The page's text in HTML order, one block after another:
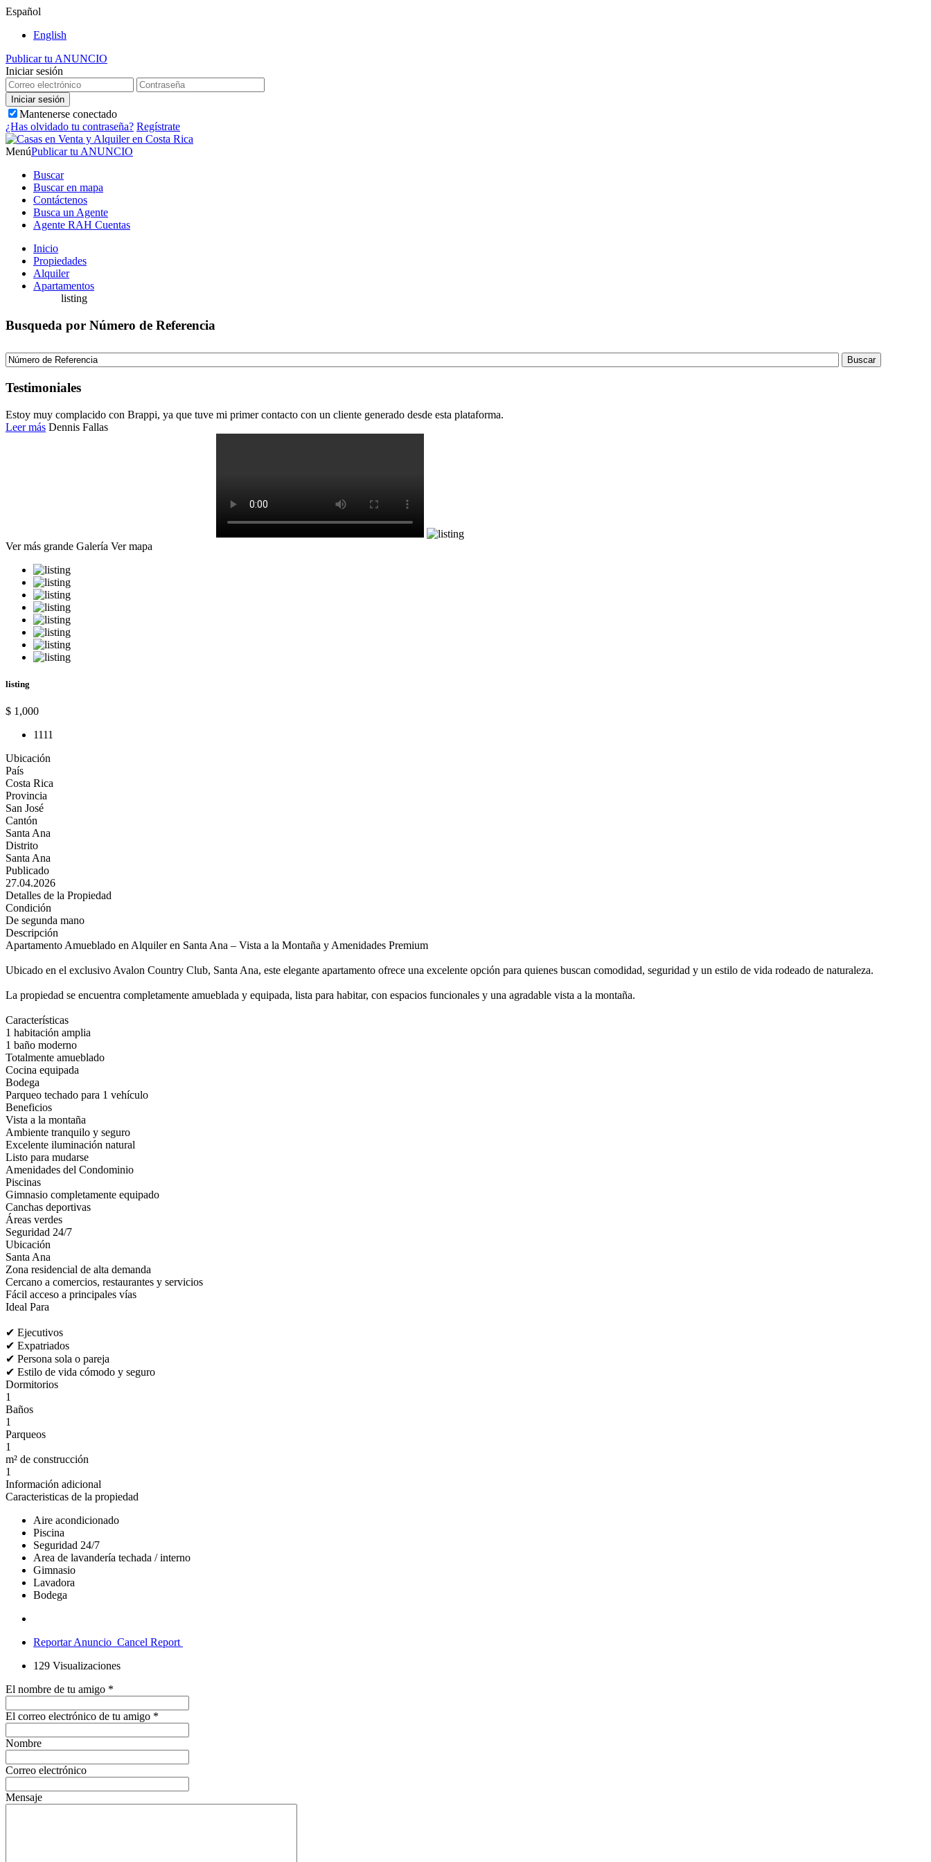
Español
English
Publicar tu ANUNCIO
Iniciar sesión
Mantenerse conectado
¿Has olvidado tu contraseña? Regístrate
MenúPublicar tu ANUNCIO
Buscar
Buscar en mapa
Contáctenos
Busca un Agente
Agente RAH Cuentas
Inicio
Propiedades
Alquiler
Apartamentos
listing
Busqueda por Número de Referencia
Testimoniales
Estoy muy complacido con Brappi, ya que tuve mi primer contacto con un cliente generado desde esta plataforma.
Leer más Dennis Fallas
Ver más grande Galería Ver mapa
listing
$ 1,000
1111
Ubicación
País
Costa Rica
Provincia
San José
Cantón
Santa Ana
Distrito
Santa Ana
Publicado
27.04.2026
Detalles de la Propiedad
Condición
De segunda mano
Descripción
Apartamento Amueblado en Alquiler en Santa Ana – Vista a la Montaña y Amenidades Premium
Ubicado en el exclusivo Avalon Country Club, Santa Ana, este elegante apartamento ofrece una excelente opción para quienes buscan comodidad, seguridad y un estilo de vida rodeado de naturaleza.
La propiedad se encuentra completamente amueblada y equipada, lista para habitar, con espacios funcionales y una agradable vista a la montaña.
Características
1 habitación amplia
1 baño moderno
Totalmente amueblado
Cocina equipada
Bodega
Parqueo techado para 1 vehículo
Beneficios
Vista a la montaña
Ambiente tranquilo y seguro
Excelente iluminación natural
Listo para mudarse
Amenidades del Condominio
Piscinas
Gimnasio completamente equipado
Canchas deportivas
Áreas verdes
Seguridad 24/7
Ubicación
Santa Ana
Zona residencial de alta demanda
Cercano a comercios, restaurantes y servicios
Fácil acceso a principales vías
Ideal Para
✔ Ejecutivos
✔ Expatriados
✔ Persona sola o pareja
✔ Estilo de vida cómodo y seguro
Dormitorios
1
Baños
1
Parqueos
1
m² de construcción
1
Información adicional
Caracteristicas de la propiedad
Aire acondicionado
Piscina
Seguridad 24/7
Area de lavandería techada / interno
Gimnasio
Lavadora
Bodega
Reportar Anuncio Cancel Report
129 Visualizaciones
El nombre de tu amigo *
El correo electrónico de tu amigo *
Nombre
Correo electrónico
Mensaje